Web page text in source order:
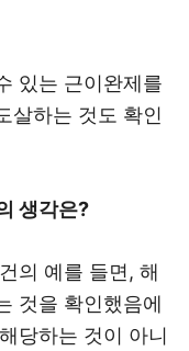
있는 근이완제를
살하는 것도 확인
생각은?
의 예를 들면, 해
것을 확인했음에
당하는 것이 아니